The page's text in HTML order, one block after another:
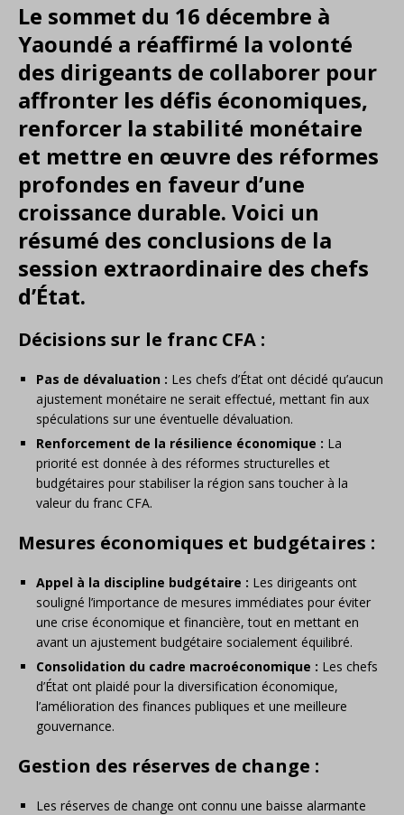
Le sommet du 16 décembre à
Yaoundé a réaffirmé la volonté
des dirigeants de collaborer pour
affronter les défis économiques,
renforcer la stabilité monétaire
et mettre en œuvre des réformes
profondes en faveur d’une
croissance durable. Voici un
résumé des conclusions de la
session extraordinaire des chefs
d’État.
Décisions sur le franc CFA :
Pas de dévaluation : Les chefs d’État ont décidé qu’aucun
ajustement monétaire ne serait effectué, mettant fin aux
spéculations sur une éventuelle dévaluation.
Renforcement de la résilience économique : La
priorité est donnée à des réformes structurelles et
budgétaires pour stabiliser la région sans toucher à la
valeur du franc CFA.
Mesures économiques et budgétaires :
Appel à la discipline budgétaire : Les dirigeants ont
souligné l’importance de mesures immédiates pour éviter
une crise économique et financière, tout en mettant en
avant un ajustement budgétaire socialement équilibré.
Consolidation du cadre macroéconomique : Les chefs
d’État ont plaidé pour la diversification économique,
l’amélioration des finances publiques et une meilleure
gouvernance.
Gestion des réserves de change :
Les réserves de change ont connu une baisse alarmante